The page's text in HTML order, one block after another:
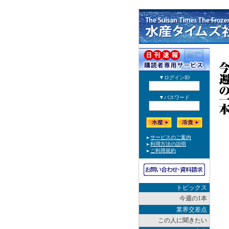
トピックス
今週の1本
業界交差点
この人に聞きたい